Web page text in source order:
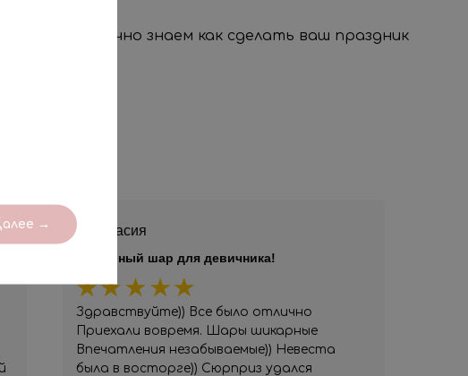
→
года, мы точно знаем как сделать ваш праздник
Анастасия
Здравствуйте)) Все было отлично
Приехали вовремя. Шары шикарные
Впечатления незабываемые)) Невеста
была в восторге)) Сюрприз удался
Шикарный шар для девичника!